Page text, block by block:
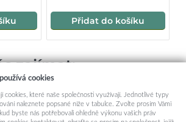
Přidat do košíku
zajímat:
cookies
cookies, které naše společnosti využívají. Jednotlivé typy
naleznete popsané níže v tabulce. Zvolte prosím Vámi
byste nás potřebovali ohledně výkonu vašich práv